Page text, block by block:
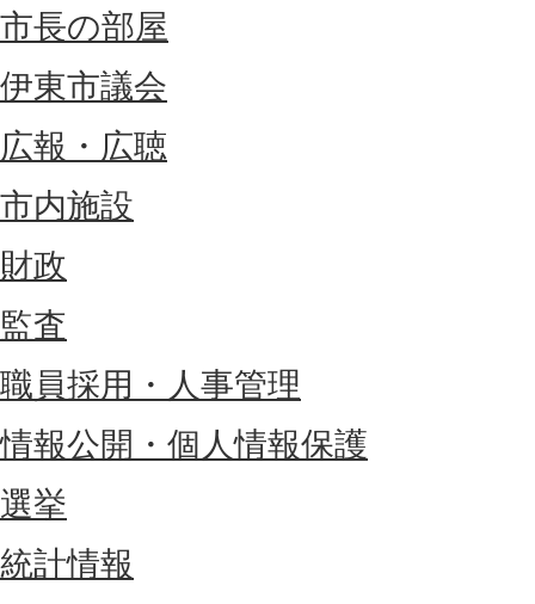
市長の部屋
伊東市議会
広報・広聴
市内施設
財政
監査
職員採用・人事管理
情報公開・個人情報保護
選挙
統計情報